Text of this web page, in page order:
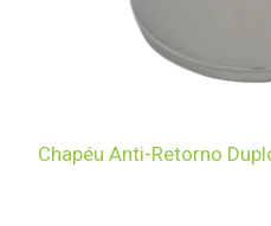
Chapéu Anti-Retorno